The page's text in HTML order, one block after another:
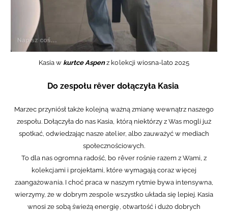
Kasia w kurtce Aspen z kolekcji wiosna-lato 2025
Do zespołu rêver dołączyła Kasia
Marzec przyniósł także kolejną ważną zmianę wewnątrz naszego
zespołu. Dołączyła do nas Kasia, którą niektórzy z Was mogli już
spotkać, odwiedzając nasze atelier, albo zauważyć w mediach
społecznościowych.
To dla nas ogromna radość, bo rêver rośnie razem z Wami, z
kolekcjami i projektami, które wymagają coraz więcej
zaangażowania. I choć praca w naszym rytmie bywa intensywna,
wierzymy, że w dobrym zespole wszystko układa się lepiej. Kasia
wnosi ze sobą świeżą energię, otwartość i dużo dobrych